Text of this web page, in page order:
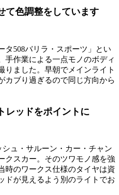
て色調整をしています
タ508バリラ・スポーツ」とい
手作業による一点モノのボディ
りました。早朝でメインライト
カブり過ぎるので同じ方向から
レッドをポイントに
シュ・サルーン・カー・チャン
クスカー。そのツワモノ感を強
時のワークス仕様のタイヤは資
ドが見えるよう別のライトでお